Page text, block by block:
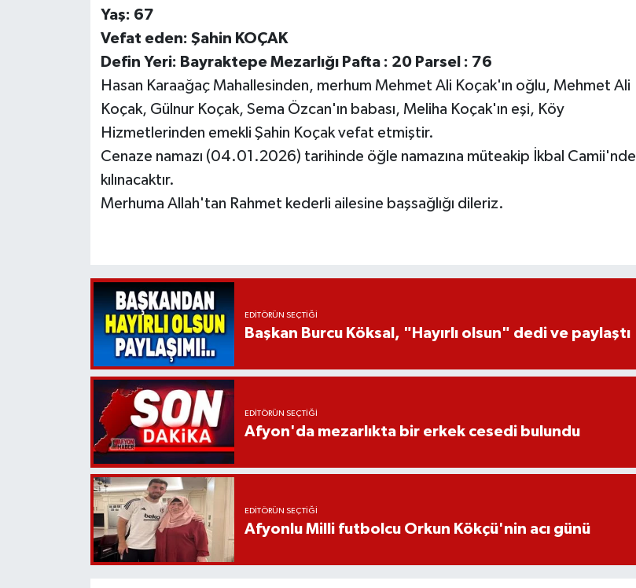
Yaş: 67
Vefat eden: Şahin KOÇAK
Defin Yeri: Bayraktepe Mezarlığı Pafta : 20 Parsel : 76
Hasan Karaağaç Mahallesinden, merhum Mehmet Ali Koçak'ın oğlu, Mehmet Ali
Koçak, Gülnur Koçak, Sema Özcan'ın babası, Meliha Koçak'ın eşi, Köy
Hizmetlerinden emekli Şahin Koçak vefat etmiştir.
Cenaze namazı (04.01.2026) tarihinde öğle namazına müteakip İkbal Camii'nde
kılınacaktır.
Merhuma Allah'tan Rahmet kederli ailesine başsağlığı dileriz.
EDITÖRÜN SEÇTIĞI
Başkan Burcu Köksal, "Hayırlı olsun" dedi ve paylaştı
EDITÖRÜN SEÇTIĞI
Afyon'da mezarlıkta bir erkek cesedi bulundu
EDITÖRÜN SEÇTIĞI
Afyonlu Milli futbolcu Orkun Kökçü'nin acı günü